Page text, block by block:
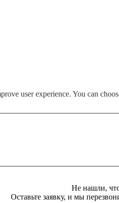
user experience. You can
Не нашли,
Оставьте заявку, и мы